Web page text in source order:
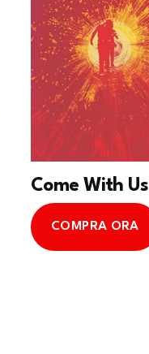
Come With Us
COMPRA ORA